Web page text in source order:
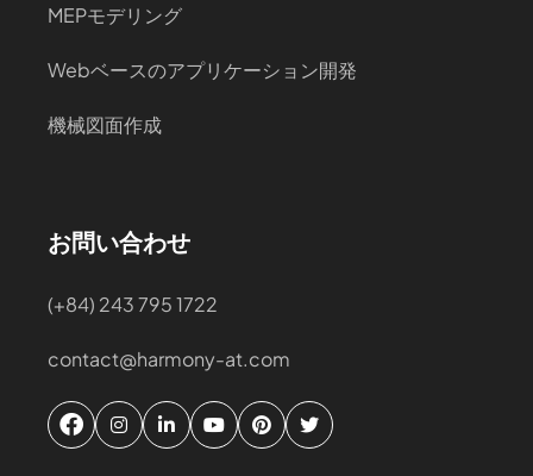
MEPモデリング
Webベースのアプリケーション開発
機械図面作成
お問い合わせ
(+84) 243 795 1722
contact@harmony-at.com